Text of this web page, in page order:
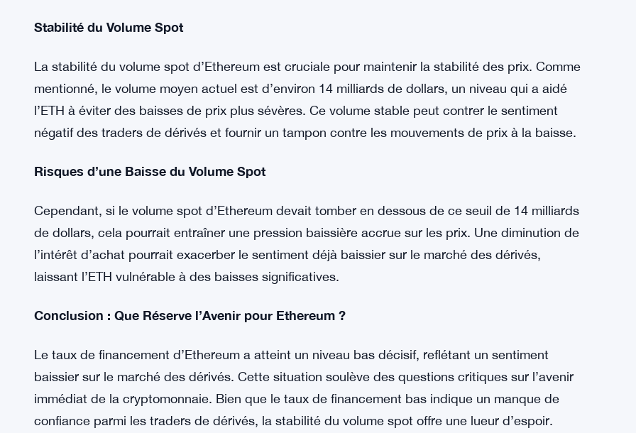
financement négatif pourrait s’inverser. Cet afflux d’achats pourrait contraindre les vendeurs à
monter le prix de l’Ethereum. Ainsi, bien que le taux de financement actuel soit préoccupant, il
laisse également place à des retournements de marché dans les bonnes conditions.
Analyse des Tendances du Volume Spot
Stabilité du Volume Spot
La stabilité du volume spot d’Ethereum est cruciale pour maintenir la stabilité des prix. Comme
mentionné, le volume moyen actuel est d’environ 14 milliards de dollars, un niveau qui a aidé
l’ETH à éviter des baisses de prix plus sévères. Ce volume stable peut contrer le sentiment
négatif des traders de dérivés et fournir un tampon contre les mouvements de prix à la baisse.
Risques d’une Baisse du Volume Spot
Cependant, si le volume spot d’Ethereum devait tomber en dessous de ce seuil de 14 milliards
de dollars, cela pourrait entraîner une pression baissière accrue sur les prix. Une diminution de
l’intérêt d’achat pourrait exacerber le sentiment déjà baissier sur le marché des dérivés,
laissant l’ETH vulnérable à des baisses significatives.